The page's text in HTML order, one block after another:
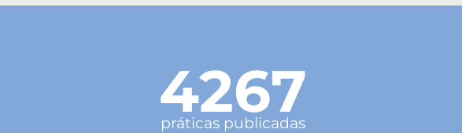
4267
práticas publicadas